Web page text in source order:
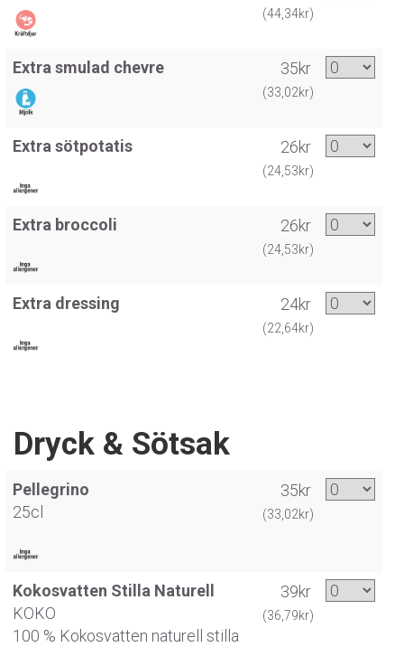
(44,34kr)
Extra smulad chevre 35kr
(33,02kr)
Extra sötpotatis 26kr
(24,53kr)
Extra broccoli 26kr
(24,53kr)
Extra dressing 24kr
(22,64kr)
Dryck & Sötsak
Pellegrino
25cl
35kr
(33,02kr)
Kokosvatten Stilla Naturell
KOKO
100 % Kokosvatten naturell stilla
39kr
(36,79kr)